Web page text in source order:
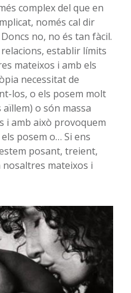
complex del que en
només cal dir
no, no és tan fàcil.
establir límits
mateixos i amb els
necessitat de
los, o els posem molt
o són massa
i amb això provoquem
posem o… Si ens
posant, treient,
mateixos i